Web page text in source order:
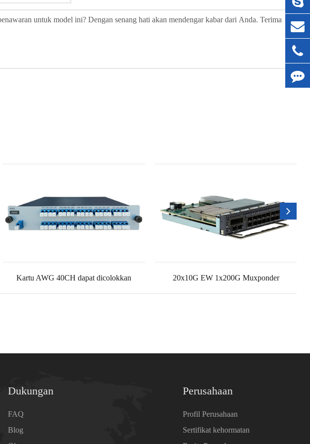
Kartu AWG 40CH dapat dicolokkan 20x10G EW 1x200G Muxponder
Dukungan
FAQ
Blog
Perusahaan
Profil Perusahaan
Sertifikat kehormatan